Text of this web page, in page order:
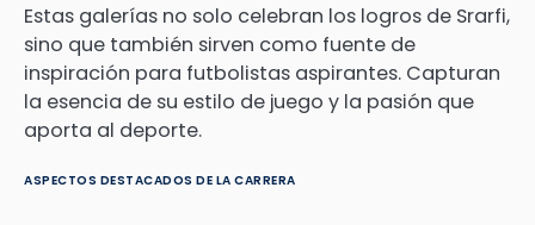
Estas galerías no solo celebran los logros de Srarfi,
sino que también sirven como fuente de
inspiración para futbolistas aspirantes. Capturan
la esencia de su estilo de juego y la pasión que
aporta al deporte.
ASPECTOS DESTACADOS DE LA CARRERA